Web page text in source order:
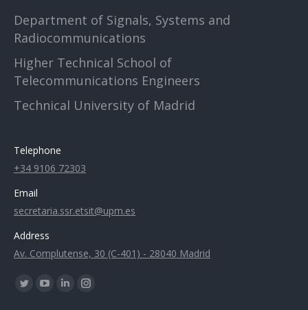
Department of Signals, Systems and
Radiocommunications
Higher Technical School of
Telecommunications Engineers
Technical University of Madrid
Telephone
+34 9106 72303
Email
secretaria.ssr.etsit@upm.es
Address
Av. Complutense, 30 (C-401) - 28040 Madrid
Find us on:
TwitterYouTubeLinkedinInstagram